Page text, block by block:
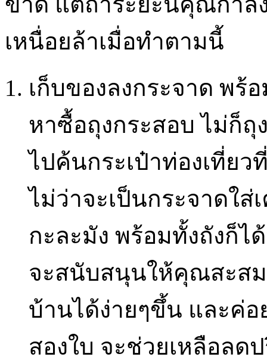
เหนื่อยล้าเมื่อทำตามนี้
เก็บของลงกระจาด พร้
หาซื้อถุงกระสอบ ไม่ก็
ไปค้นกระเป๋าท่องเที่ยว
ไม่ว่าจะเป็นกระจาดใส่
กะละมัง พร้อมทั้งถังก็
จะสนับสนุนให้คุณสะสม
บ้านได้ง่ายๆขึ้น และค่
สองใบ จะช่วยเหลือลด